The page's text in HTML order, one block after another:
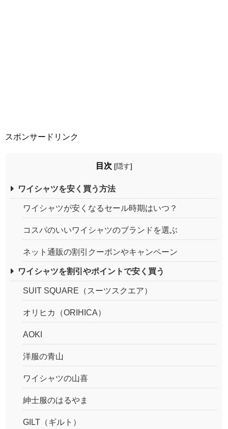
スポンサードリンク
目次 [隠す]
ワイシャツを安く買う方法
ワイシャツが安くなるセール時期はいつ？
コスパのいいワイシャツのブランドを選ぶ
ネット通販の割引クーポンやキャンペーン
ワイシャツを割引やポイントで安く買う
SUIT SQUARE（スーツスクエア）
オリヒカ（ORIHICA）
AOKI
洋服の青山
ワイシャツの山喜
紳士服のはるやま
GILT（ギルト）